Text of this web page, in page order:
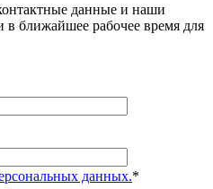
данные и наши
в ближайшее рабочее время для
данных.*